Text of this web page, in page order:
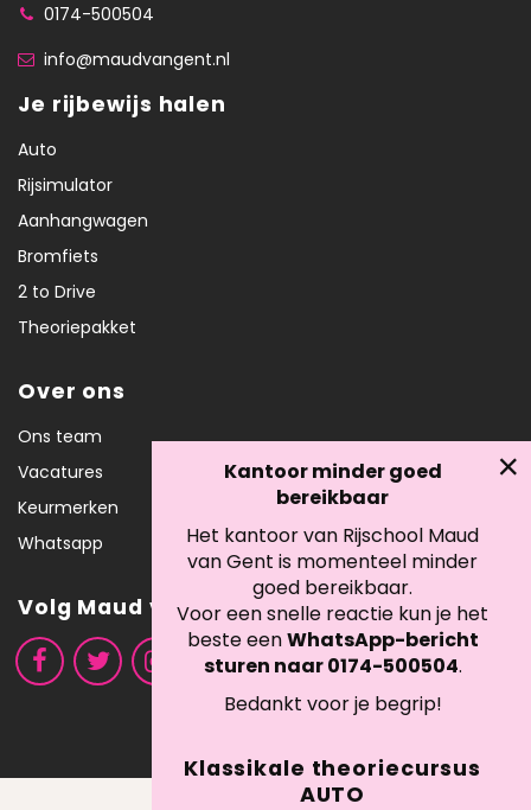
0174-500504
info@maudvangent.nl
Je rijbewijs halen
Auto
Rijsimulator
Aanhangwagen
Bromfiets
2 to Drive
Theoriepakket
Over ons
Ons team
Vacatures
Keurmerken
Whatsapp
Volg Maud van Gent
Kantoor minder goed
bereikbaar
Het kantoor van Rijschool Maud
van Gent is momenteel minder
goed bereikbaar.
Voor een snelle reactie kun je het
beste eenWhatsApp-bericht
sturen naar 0174-500504.
Bedankt voor je begrip!
Klassikale theoriecursus
AUTO